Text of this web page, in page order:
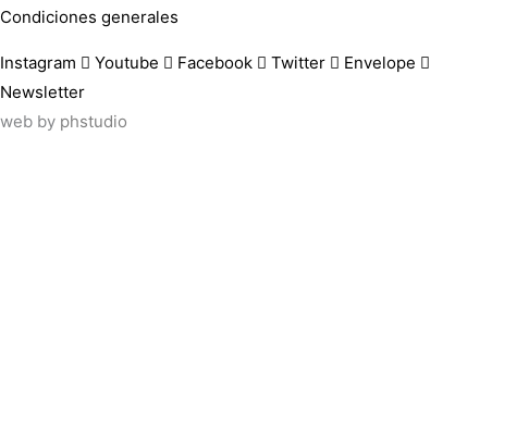
Condiciones generales
Instagram Youtube Facebook Twitter
Envelope
Newsletter
web by phstudio